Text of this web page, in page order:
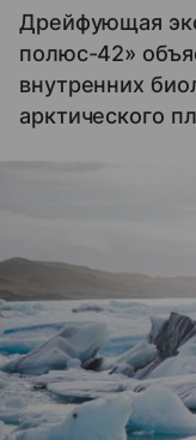
Дрейфующая
полюс-42»
внутренних
арктического